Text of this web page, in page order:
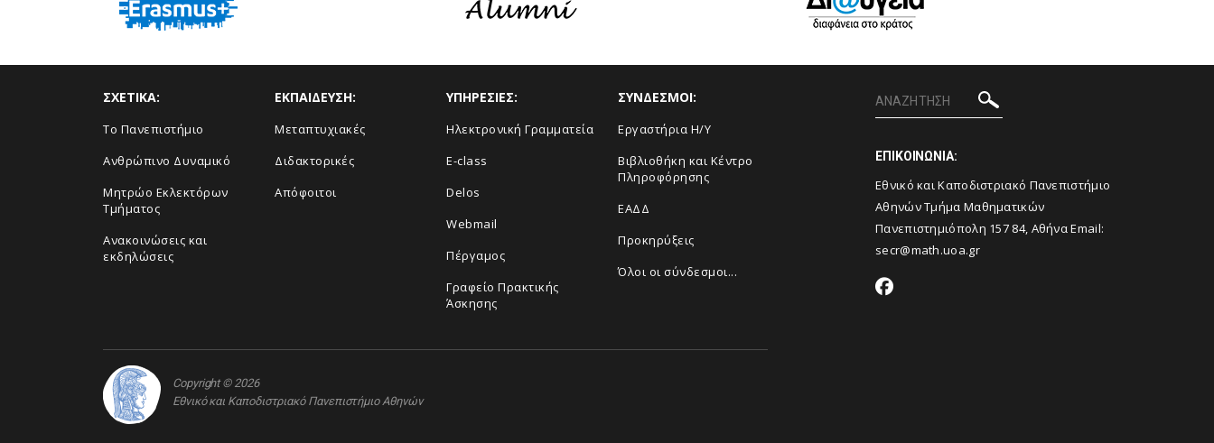
ΣΧΕΤΙΚΑ:
Το Πανεπιστήμιο
Ανθρώπινο Δυναμικό
Μητρώο Εκλεκτόρων
Τμήματος
Ανακοινώσεις και
εκδηλώσεις
ΕΚΠΑΙΔΕΥΣΗ:
Μεταπτυχιακές
Διδακτορικές
Απόφοιτοι
ΥΠΗΡΕΣΙΕΣ:
Ηλεκτρονική Γραμματεία
E-class
Delos
Webmail
Πέργαμος
Γραφείο Πρακτικής
Άσκησης
ΣΥΝΔΕΣΜΟΙ:
Εργαστήρια Η/Υ
Βιβλιοθήκη και Κέντρο
Πληροφόρησης
ΕΑΔΔ
Προκηρύξεις
Όλοι οι σύνδεσμοι...
ΕΠΙΚΟΙΝΩΝΙΑ:
Εθνικό και Καποδιστριακό Πανεπιστήμιο
Αθηνών Τμήμα Μαθηματικών
Πανεπιστημιόπολη 157 84, Αθήνα Email:
secr@math.uoa.gr
Copyright © 2026
Εθνικό και Καποδιστριακό Πανεπιστήμιο Αθηνών